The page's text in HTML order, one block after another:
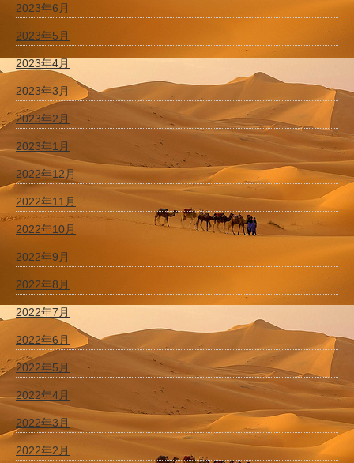
2023年6月
2023年5月
2023年4月
2023年3月
2023年2月
2023年1月
2022年12月
2022年11月
2022年10月
2022年9月
2022年8月
2022年7月
2022年6月
2022年5月
2022年4月
2022年3月
2022年2月